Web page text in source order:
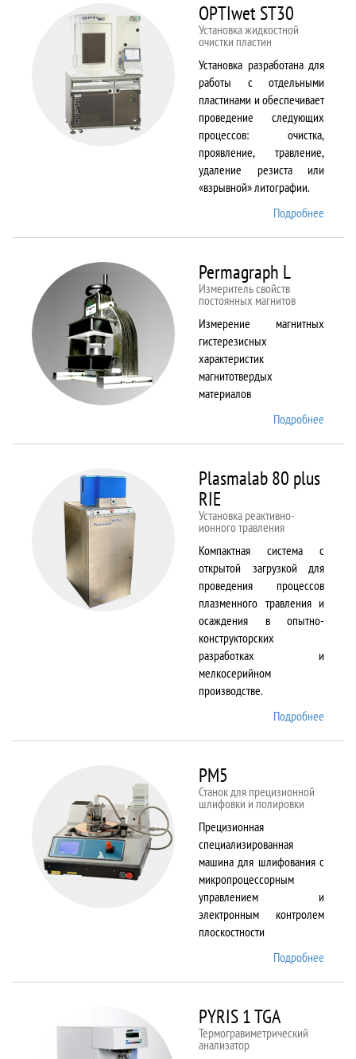
OPTIwet ST30
Установка жидкостной
очистки пластин
Установка разработана для
работы с отдельными
пластинами и обеспечивает
проведение следующих
процессов: очистка,
проявление, травление,
удаление резиста или
«взрывной» литографии.
Подробнее
Permagraph L
Измеритель свойств
постоянных магнитов
Измерение магнитных
гистерезисных
характеристик
магнитотвердых
материалов
Подробнее
Plasmalab 80 plus
RIE
Установка реактивно-
ионного травления
Компактная система с
открытой загрузкой для
проведения процессов
плазменного травления и
осаждения в опытно-
конструкторских
разработках и
мелкосерийном
производстве.
Подробнее
PM5
Станок для прецизионной
шлифовки и полировки
Прецизионная
специализированная
машина для шлифования с
микропроцессорным
управлением и
электронным контролем
плоскостности
Подробнее
PYRIS 1 TGA
Термогравиметрический
анализатор